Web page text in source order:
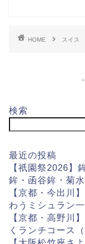
HOME スイス
検索
最近の投稿
【祇園祭2026】
鉾・函谷鉾・菊
【京都・今出川
わうミシュラン
【京都・高野川
くランチコース